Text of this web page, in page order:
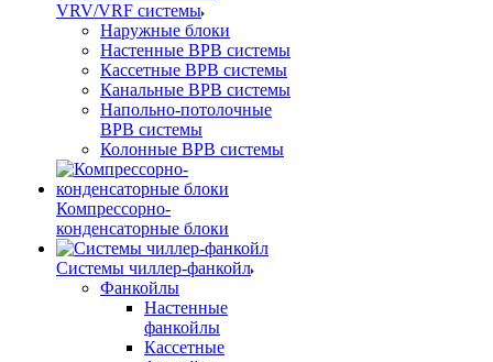
VRV/VRF системы
Наружные блоки
Настенные ВРВ системы
Кассетные ВРВ системы
Канальные ВРВ системы
Напольно-потолочные
ВРВ системы
Колонные ВРВ системы
Компрессорно-
конденсаторные блоки
Системы чиллер-фанкойл
Фанкойлы
Настенные
фанкойлы
Кассетные